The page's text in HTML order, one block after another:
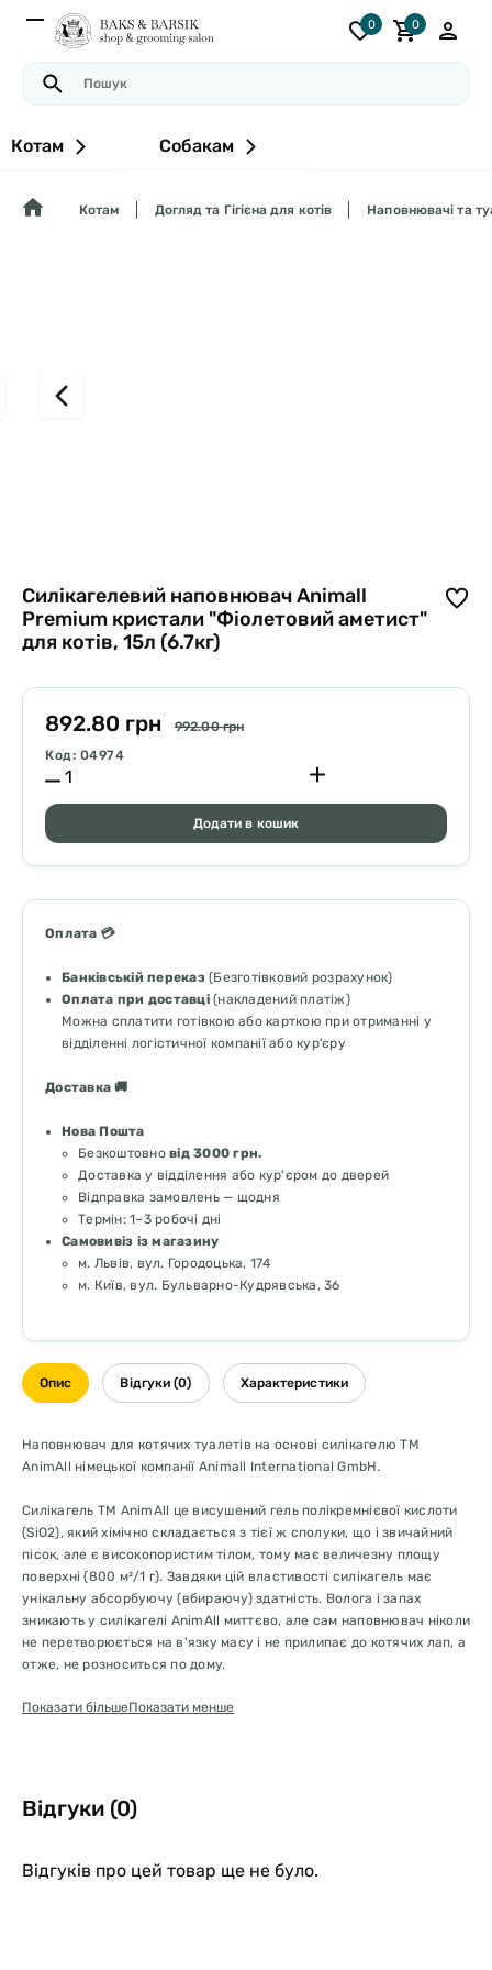
0 0
Котам Собакам
Котам Догляд та Гігієна для котів Наповнювачі та
Силікагелевий наповнювач Animall
Premium кристали "Фіолетовий аметист"
для котів, 15л (6.7кг)
892.80 грн
992.00 грн
Код: 04974
Додати в кошик
Оплата 💳
Банківській переказ(Безготівковий розрахунок)
Оплата при доставці(накладений платіж)
Можна сплатити готівкою або карткою при отриманні у
відділенні логістичної компанії або кур’єру
Доставка 🚚
Нова Пошта
Безкоштовно від 3000 грн.
Доставка у відділення або кур'єром до дверей
Відправка замовлень — щодня
Термін: 1–3 робочі дні
Самовивіз із магазину
м. Львів, вул. Городоцька, 174
м. Київ, вул. Бульварно-Кудрявська, 36
Опис Відгуки (0) Характеристики
Наповнювач для котячих туалетів на основі силікагелю TM
AnimAll німецької компанії Animall International GmbH.
Силікагель ТМ AnimAll це висушений гель полікремнієвої кислоти
(SiO2), який хімічно складається з тієї ж сполуки, що і звичайний
пісок, але є високопористим тілом, тому має величезну площу
поверхні (800 м²/1 г). Завдяки цій властивості силікагель має
унікальну абсорбуючу (вбираючу) здатність. Волога і запах
зникають у силікагелі AnimAll миттєво, але сам наповнювач ніколи
не перетворюється на в'язку масу і не прилипає до котячих лап, а
отже, не розноситься по дому.
Силікагель AnimAll чудово висушений, що можна визначити за
Також необхідно відзначити високу гігієнічність силікагелю
AnimAll, який чудово справляється з будь-якими бактеріями,
вашого улюбленця.
Показати більшеПоказати менше
Відгуки (0)
Відгуків про цей товар ще не було.